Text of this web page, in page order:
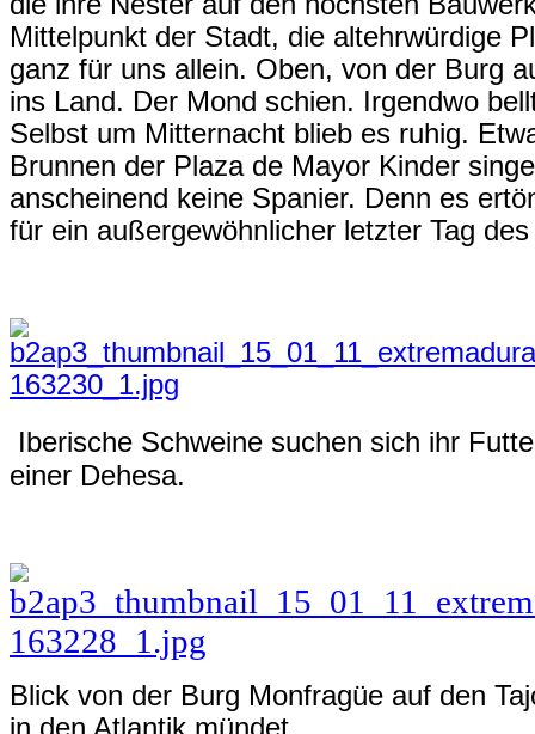
Mittelpunkt der Stadt, die altehrwürdige
ganz für uns allein. Oben, von der Burg
ins Land. Der Mond schien. Irgendwo
Selbst um Mitternacht blieb es ruhig.
Brunnen der Plaza de Mayor Kinder
anscheinend keine Spanier. Denn es
für ein außergewöhnlicher letzter Tag
Iberische Schweine suchen sich ihr
einer Dehesa.
Blick von der Burg Monfragüe auf den